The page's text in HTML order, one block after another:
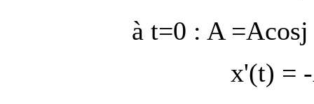
à t=0 : A =Acosj
x'(t) =